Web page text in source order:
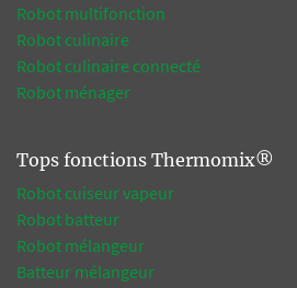
Robot multifonction
Robot culinaire
Robot culinaire connecté
Robot ménager
Tops fonctions Thermomix®
Robot cuiseur vapeur
Robot batteur
Robot mélangeur
Batteur mélangeur